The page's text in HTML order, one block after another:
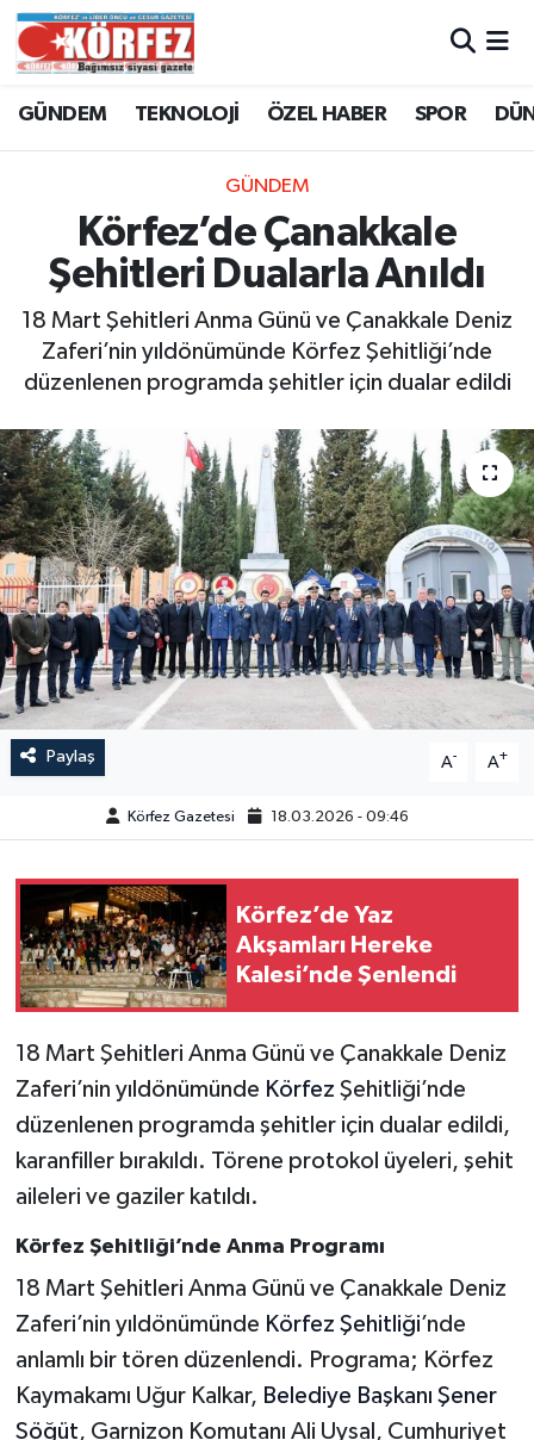
GÜNDEM TEKNOLOJİ ÖZEL HABER SPOR
GÜNDEM
Körfez’de Çanakkale
Şehitleri Dualarla Anıldı
18 Mart Şehitleri Anma Günü ve Çanakkale Deniz
Zaferi’nin yıldönümünde Körfez Şehitliği’nde
düzenlenen programda şehitler için dualar edildi
Paylaş A- A+
Körfez Gazetesi 18.03.2026 - 09:46
Körfez’de Yaz
Akşamları Hereke
Kalesi’nde Şenlendi
18 Mart Şehitleri Anma Günü ve Çanakkale Deniz
Zaferi’nin yıldönümünde Körfez Şehitliği’nde
düzenlenen programda şehitler için dualar edildi,
karanfiller bırakıldı. Törene protokol üyeleri, şehit
aileleri ve gaziler katıldı.
Körfez Şehitliği’nde Anma Programı
18 Mart Şehitleri Anma Günü ve Çanakkale Deniz
Zaferi’nin yıldönümünde Körfez Şehitliği’nde
anlamlı bir tören düzenlendi. Programa; Körfez
Kaymakamı Uğur Kalkar, Belediye Başkanı Şener
Söğüt, Garnizon Komutanı Ali Uysal, Cumhuriyet
Trafik Durumu
Süper Lig Puan Durumu ve Fikstür
Tüm Manşetler
Son Dakika Haberleri
Haber Arşivi